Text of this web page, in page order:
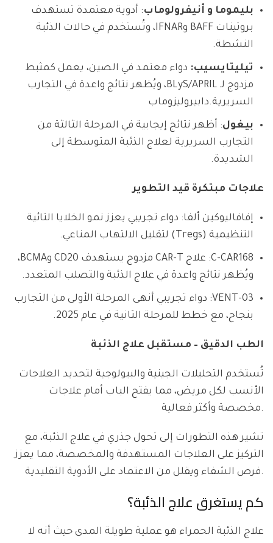
بليموما و أنيفرولوماب: أدوية معتمدة تستهدف
بروتينات BAFF وIFNAR، وتُستخدم في حالات الذئبة
النشطة.
تيليتايسيب: دواء معتمد في الصين، يعمل كمثبط
مزدوج لـ BLyS/APRIL، ويُظهر نتائج واعدة في التجارب
السريرية.دابيروليزوماب
بيغول: أظهر نتائج إيجابية في المرحلة الثالثة من
التجارب السريرية لعلاج الذئبة المتوسطة إلى
الشديدة.
علاجات مبتكرة قيد التطوير
إفافاليوكين ألفا: دواء تجريبي يعزز نمو الخلايا التائية
التنظيمية (Tregs) لتقليل الالتهاب المناعي.
C-CAR168: علاج CAR-T مزدوج يستهدف CD20 وBCMA،
ويُظهر نتائج واعدة في علاج الذئبة والتصلب المتعدد.
VENT-03: دواء تجريبي أنهى المرحلة الأولى من التجارب
بنجاح، مع خطط للمرحلة الثانية في عام 2025.
الطب الدقيق – مستقبل علاج الذئبة
تُستخدم التحليلات الجينية والبيولوجية لتحديد العلاجات
الأنسب لكل مريض، مما يفتح الباب أمام علاجات
مخصصة وأكثر فعالية.
تشير هذه التطورات إلى تحول جذري في علاج الذئبة، مع
التركيز على العلاجات المستهدفة والمخصصة، مما يعزز
فرص الشفاء ويقلل من الاعتماد على الأدوية التقليدية.
كم يستغرق علاج الذئبة؟
علاج الذئبة الحمراء هو عملية طويلة المدى حيث أنه لا